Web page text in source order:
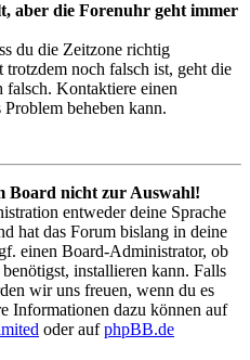
aber die Forenuhr geht immer
du die Zeitzone richtig
trotzdem noch falsch ist, geht die
falsch. Kontaktiere einen
beheben kann.
Board nicht zur Auswahl!
entweder deine Sprache
hat das Forum bislang in deine
einen Board-Administrator, ob
installieren kann. Falls
wir uns freuen, wenn du es
Informationen dazu können auf
oder aufphpBB.de